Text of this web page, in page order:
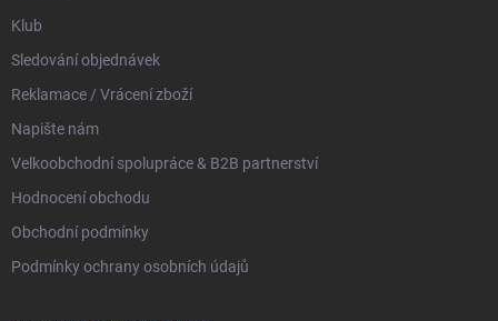
Klub
Sledování objednávek
Reklamace / Vrácení zboží
Napište nám
Velkoobchodní spolupráce & B2B partnerství
Hodnocení obchodu
Obchodní podmínky
Podmínky ochrany osobních údajů